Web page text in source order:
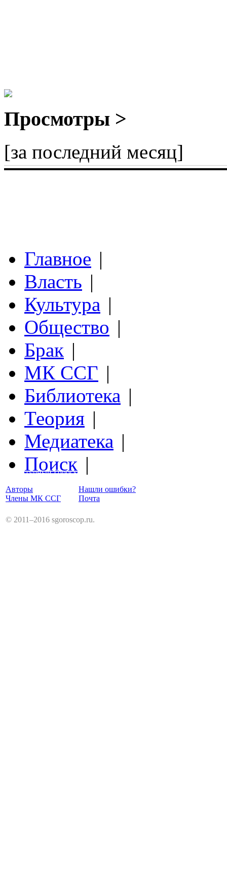
Просмотры >
[за последний месяц]
Главное |
Власть |
Культура |
Общество |
Брак |
МК ССГ |
Библиотека |
Теория |
Медиатека |
Поиск |
Структурный Гороскоп
Авторы
Члены МК ССГ
Нашли ошибки?
Почта
© 2011–2016 sgoroscop.ru.